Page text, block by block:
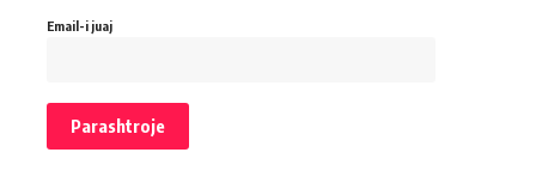
Email-i juaj